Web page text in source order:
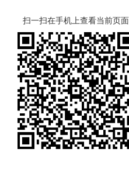
扫一扫在手机上查看当前页面